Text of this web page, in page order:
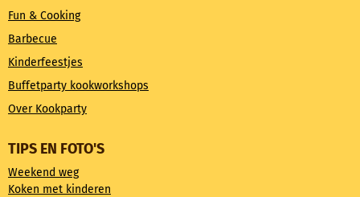
Fun & Cooking
Barbecue
Kinderfeestjes
Buffetparty kookworkshops
Over Kookparty
TIPS EN FOTO'S
Weekend weg
Koken met kinderen